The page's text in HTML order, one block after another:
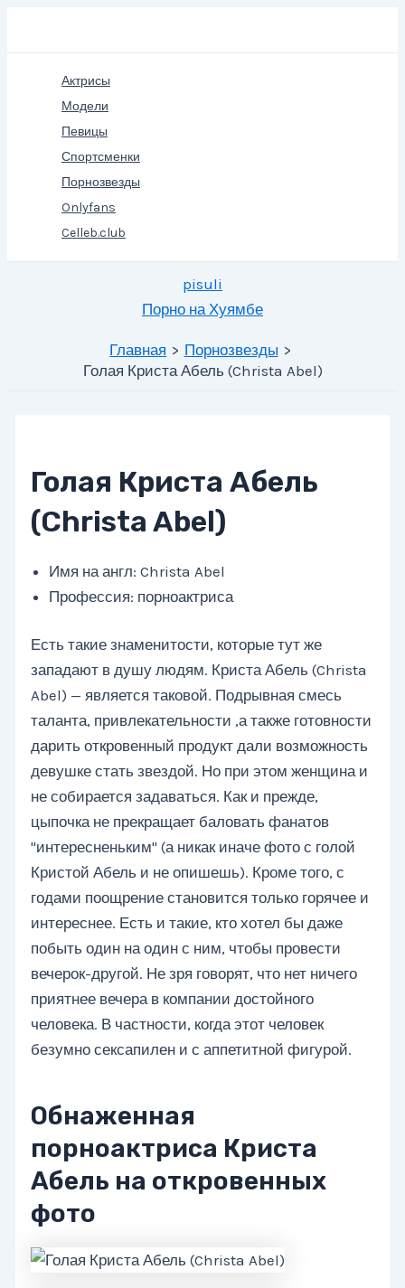
Актрисы
Модели
Певицы
Спортсменки
Порнозвезды
Onlyfans
Celleb.club
pisuli
Порно на Хуямбе
Главная
Порнозвезды
Голая Криста Абель (Christa Abel)
Голая Криста Абель
(Christa Abel)
Имя на англ: Christa Abel
Профессия: порноактриса
Есть такие знаменитости, которые тут же
западают в душу людям. Криста Абель (Christa
Abel) — является таковой. Подрывная смесь
таланта, привлекательности ,а также готовности
дарить откровенный продукт дали возможность
девушке стать звездой. Но при этом женщина и
не собирается задаваться. Как и прежде,
цыпочка не прекращает баловать фанатов
"интересненьким" (а никак иначе фото с голой
Кристой Абель и не опишешь). Кроме того, с
годами поощрение становится только горячее и
интереснее. Есть и такие, кто хотел бы даже
побыть один на один с ним, чтобы провести
вечерок-другой. Не зря говорят, что нет ничего
приятнее вечера в компании достойного
человека. В частности, когда этот человек
безумно сексапилен и с аппетитной фигурой.
Обнаженная
порноактриса Криста
Абель на откровенных
фото